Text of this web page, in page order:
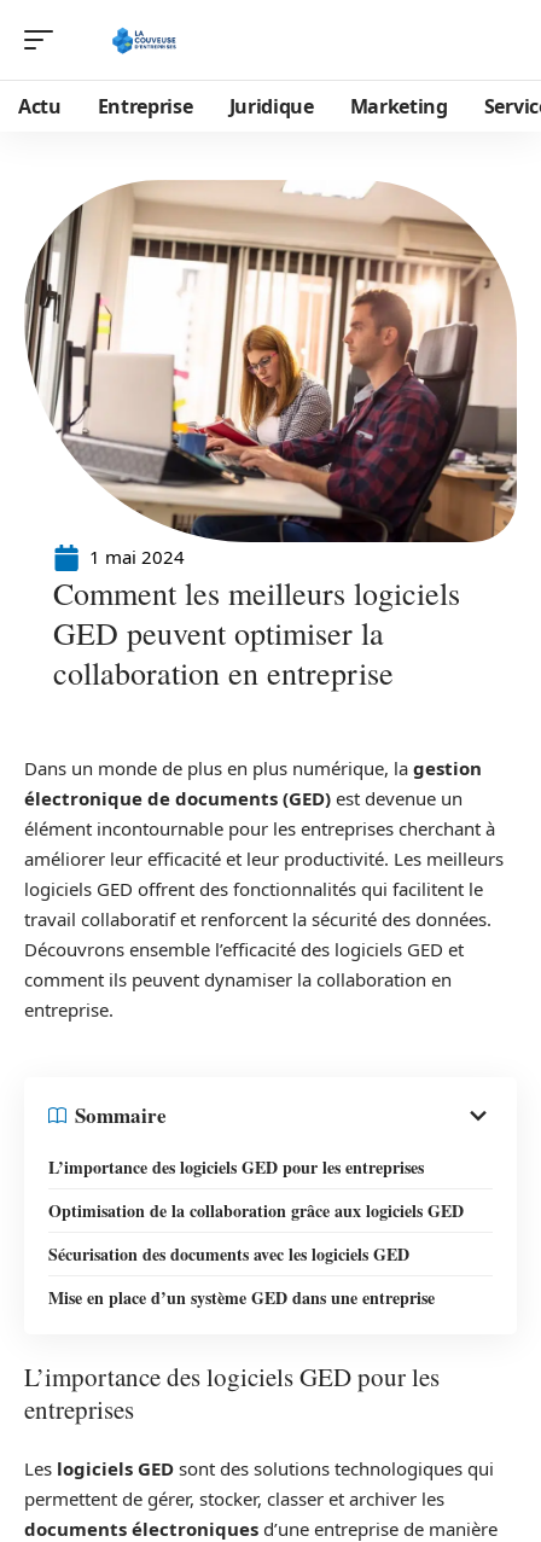
Actu Entreprise Juridique Marketing
1 mai 2024
Comment les meilleurs logiciels
GED peuvent optimiser la
collaboration en entreprise
Dans un monde de plus en plus numérique, la gestion
électronique de documents (GED) est devenue un
élément incontournable pour les entreprises cherchant à
améliorer leur efficacité et leur productivité. Les meilleurs
logiciels GED offrent des fonctionnalités qui facilitent le
travail collaboratif et renforcent la sécurité des données.
Découvrons ensemble l’efficacité des logiciels GED et
comment ils peuvent dynamiser la collaboration en
entreprise.
Sommaire
L’importance des logiciels GED pour les entreprises
Optimisation de la collaboration grâce aux logiciels GED
Sécurisation des documents avec les logiciels GED
Mise en place d’un système GED dans une entreprise
L’importance des logiciels GED pour les
entreprises
Les logiciels GED sont des solutions technologiques qui
permettent de gérer, stocker, classer et archiver les
documents électroniques d’une entreprise de manière